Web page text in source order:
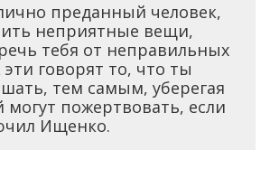
преданный человек,
неприятные вещи,
тебя от неправильных
эти говорят то, что ты
тем самым, уберегая
могут пожертвовать, если
Ищенко.